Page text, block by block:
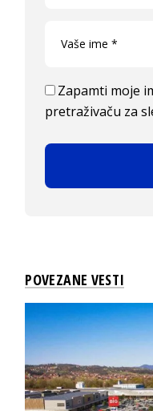
Zapamti moje
pretraživaču za
POVEZANE VESTI